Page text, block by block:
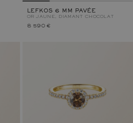
LEFKOS 6 MM PAVÉE
OR JAUNE, DIAMANT CHOCOLAT
8 590 €